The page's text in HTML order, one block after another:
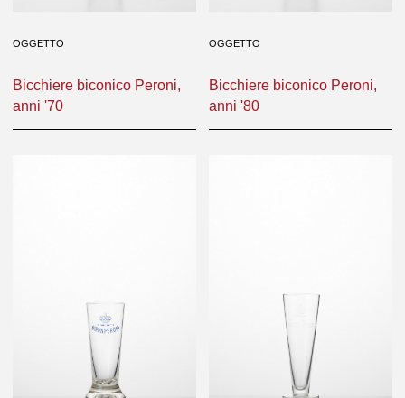
OGGETTO
Bicchiere biconico Peroni,
anni '70
OGGETTO
Bicchiere biconico Peroni,
anni '80